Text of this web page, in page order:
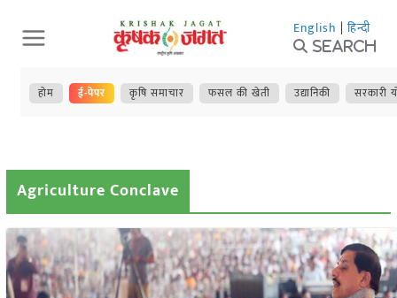
Skip
to
content
English | हिन्दी
Search
होम ई-पेपर कृषि समाचार फसल की खेती उद्यानिकी सरकारी
Agriculture Conclave